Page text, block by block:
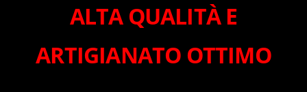
ALTA QUALITÀ E
ARTIGIANATO OTTIMO